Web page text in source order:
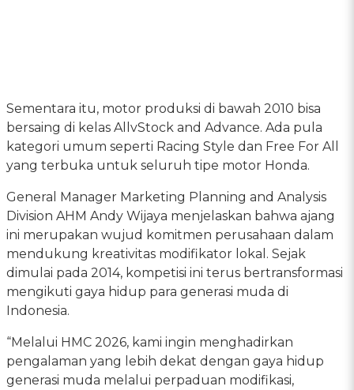
Sementara itu, motor produksi di bawah 2010 bisa
bersaing di kelas AllvStock and Advance. Ada pula
kategori umum seperti Racing Style dan Free For All
yang terbuka untuk seluruh tipe motor Honda.
General Manager Marketing Planning and Analysis
Division AHM Andy Wijaya menjelaskan bahwa ajang
ini merupakan wujud komitmen perusahaan dalam
mendukung kreativitas modifikator lokal. Sejak
dimulai pada 2014, kompetisi ini terus bertransformasi
mengikuti gaya hidup para generasi muda di
Indonesia.
“Melalui HMC 2026, kami ingin menghadirkan
pengalaman yang lebih dekat dengan gaya hidup
generasi muda melalui perpaduan modifikasi,